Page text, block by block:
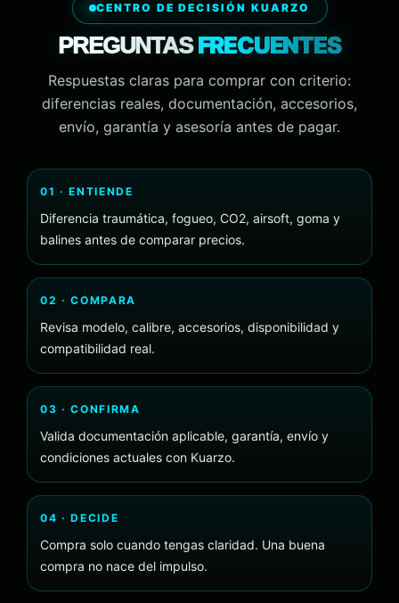
CENTRO DE DECISIÓN KUARZO
PREGUNTASFRECUENTES
Respuestas claras para comprar con criterio:
diferencias reales, documentación, accesorios,
envío, garantía y asesoría antes de pagar.
01 · ENTIENDE
Diferencia traumática, fogueo, CO2, airsoft, goma y
balines antes de comparar precios.
02 · COMPARA
Revisa modelo, calibre, accesorios, disponibilidad y
compatibilidad real.
03 · CONFIRMA
Valida documentación aplicable, garantía, envío y
condiciones actuales con Kuarzo.
04 · DECIDE
Compra solo cuando tengas claridad. Una buena
compra no nace del impulso.